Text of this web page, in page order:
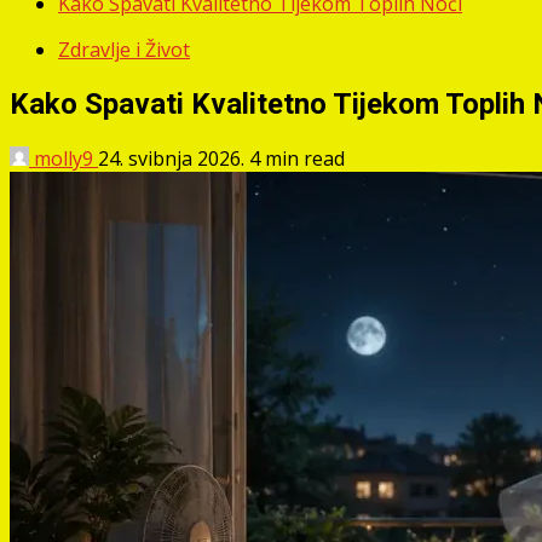
Zdravlje i Život
Kako Spavati Kvalitetno Tijekom Toplih
molly9 24. svibnja 2026. 4 min read